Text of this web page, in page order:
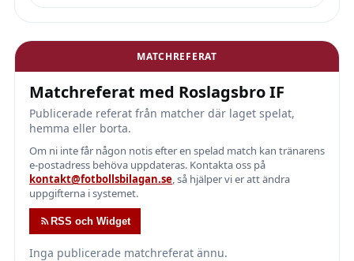
MATCHREFERAT
Matchreferat med Roslagsbro IF
Publicerade referat från matcher där laget spelat,
hemma eller borta.
Om ni inte får någon notis efter en spelad match kan tränarens
e-postadress behöva uppdateras. Kontakta oss på
kontakt@fotbollsbilagan.se, så hjälper vi er att ändra
uppgifterna i systemet.
RSS och Widget
Inga publicerade matchreferat ännu.